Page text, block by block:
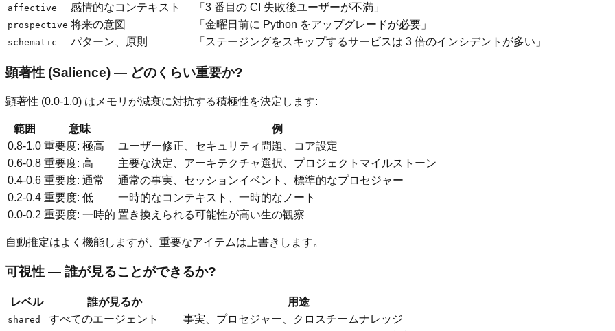
affective 感情的なコンテキスト 「3 番目の CI 失敗後ユーザーが不満」
prospective 将来の意図 「金曜日前に Python をアップグレードが必要」
schematic パターン、原則 「ステージングをスキップするサービスは 3 倍のインシデントが多い」
顕著性 (Salience) — どのくらい重要か?
顕著性 (0.0-1.0) はメモリが減衰に対抗する積極性を決定します:
範囲 意味
例
0.8-1.0 重要度: 極高
ユーザー修正、セキュリティ問題、コア設定
0.6-0.8 重要度: 高
主要な決定、アーキテクチャ選択、プロジェクトマイルストーン
0.4-0.6 重要度: 通常
通常の事実、セッションイベント、標準的なプロセジャー
0.2-0.4 重要度: 低
一時的なコンテキスト、一時的なノート
0.0-0.2 重要度: 一時的 置き換えられる可能性が高い生の観察
自動推定はよく機能しますが、重要なアイテムは上書きします。
可視性 — 誰が見ることができるか?
レベル 誰が見るか 用途
shared すべてのエージェント
事実、プロセジャー、クロスチームナレッジ